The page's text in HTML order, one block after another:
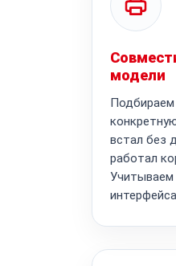
модели
встал без
работал
Учитываем
интерфейса.